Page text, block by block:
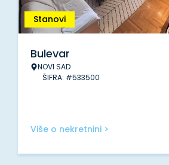
Stanovi
Bulevar
NOVI SAD
ŠIFRA: #533500
Više o nekretnini >